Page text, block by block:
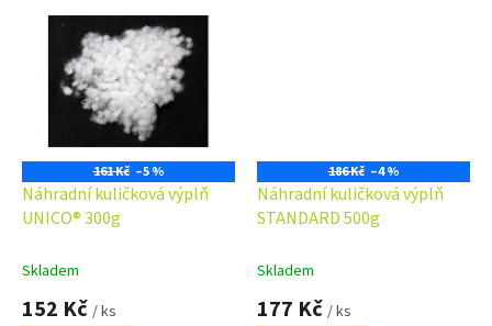
161 Kč –5 %
Náhradní kuličková výplň
UNICO® 300g
Skladem
152 Kč / ks
186 Kč –4 %
Náhradní kuličková výplň
STANDARD 500g
Skladem
177 Kč / ks